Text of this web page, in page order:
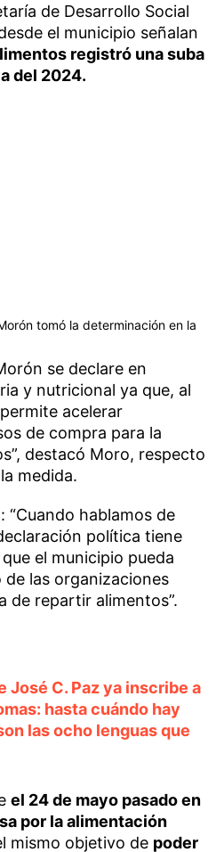
de Desarrollo Social
el municipio señalan
registró una suba
del 2024.
tomó la determinación en la
se declare en
y nutricional ya que, al
acelerar
de compra para la
destacó Moro, respecto
medida.
“Cuando hablamos de
política tiene
el municipio pueda
las organizaciones
de repartir alimentos”.
José C. Paz ya inscribe a
hasta cuándo hay
las ocho lenguas que
el 24 de mayo pasado en
por la alimentación
mismo objetivo de poder